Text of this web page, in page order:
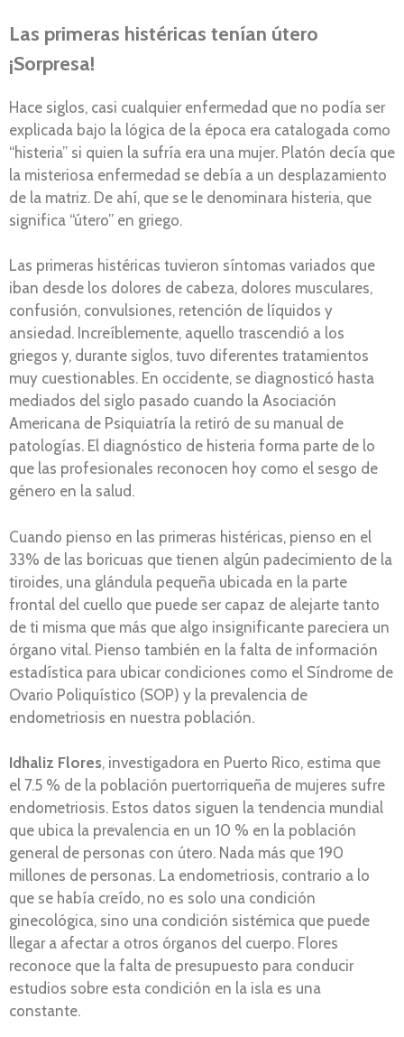
Las primeras histéricas tenían útero
¡Sorpresa!
Hace siglos, casi cualquier enfermedad que no podía ser
explicada bajo la lógica de la época era catalogada como
“histeria” si quien la sufría era una mujer. Platón decía que
la misteriosa enfermedad se debía a un desplazamiento
de la matriz. De ahí, que se le denominara histeria, que
significa “útero” en griego.
Las primeras histéricas tuvieron síntomas variados que
iban desde los dolores de cabeza, dolores musculares,
confusión, convulsiones, retención de líquidos y
ansiedad. Increíblemente, aquello trascendió a los
griegos y, durante siglos, tuvo diferentes tratamientos
muy cuestionables. En occidente, se diagnosticó hasta
mediados del siglo pasado cuando la Asociación
Americana de Psiquiatría la retiró de su manual de
patologías. El diagnóstico de histeria forma parte de lo
que las profesionales reconocen hoy como el sesgo de
género en la salud.
Cuando pienso en las primeras histéricas, pienso en el
33% de las boricuas que tienen algún padecimiento de la
tiroides, una glándula pequeña ubicada en la parte
frontal del cuello que puede ser capaz de alejarte tanto
de ti misma que más que algo insignificante pareciera un
órgano vital. Pienso también en la falta de información
estadística para ubicar condiciones como el Síndrome de
Ovario Poliquístico (SOP) y la prevalencia de
endometriosis en nuestra población.
Idhaliz Flores, investigadora en Puerto Rico, estima que
el 7.5 % de la población puertorriqueña de mujeres sufre
endometriosis. Estos datos siguen la tendencia mundial
que ubica la prevalencia en un 10 % en la población
general de personas con útero. Nada más que 190
millones de personas. La endometriosis, contrario a lo
que se había creído, no es solo una condición
ginecológica, sino una condición sistémica que puede
llegar a afectar a otros órganos del cuerpo. Flores
reconoce que la falta de presupuesto para conducir
estudios sobre esta condición en la isla es una
constante.